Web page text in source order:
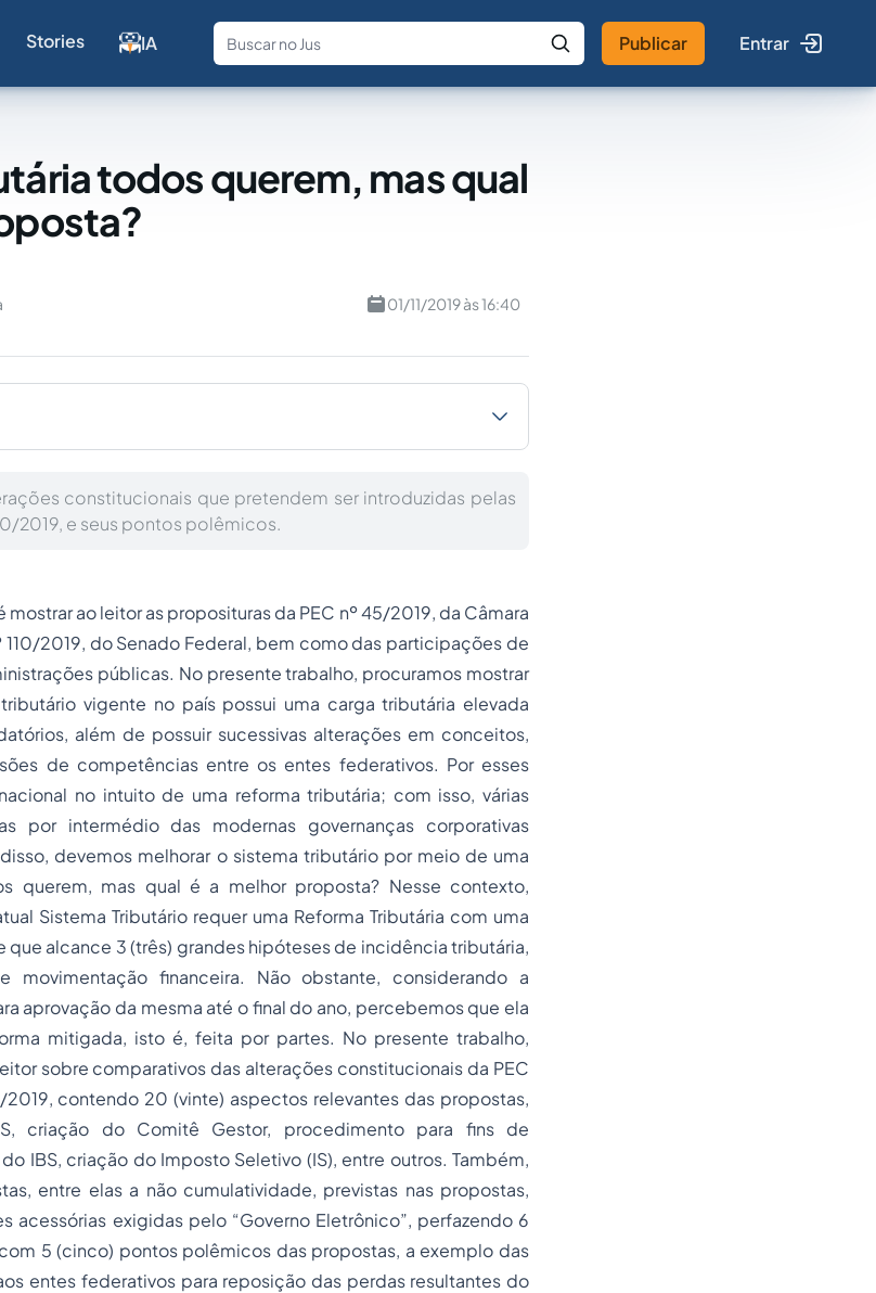
Stories IA
Fale com a IA Buscar no Jus
Publicar Entrar
todos querem, mas qual
01/11/2019 às 16:40
constitucionais que pretendem ser introduzidas pelas
2019, e seus pontos polêmicos.
ao leitor as proposituras da PEC nº 45/2019, da Câmara
110/2019, do Senado Federal, bem como das participações de
públicas. No presente trabalho, procuramos mostrar
vigente no país possui uma carga tributária elevada
além de possuir sucessivas alterações em conceitos,
de competências entre os entes federativos. Por esses
no intuito de uma reforma tributária; com isso, várias
por intermédio das modernas governanças corporativas
devemos melhorar o sistema tributário por meio de uma
querem, mas qual é a melhor proposta? Nesse contexto,
Sistema Tributário requer uma Reforma Tributária com uma
alcance 3 (três) grandes hipóteses de incidência tributária,
movimentação financeira. Não obstante, considerando a
aprovação da mesma até o final do ano, percebemos que ela
mitigada, isto é, feita por partes. No presente trabalho,
sobre comparativos das alterações constitucionais da PEC
2019, contendo 20 (vinte) aspectos relevantes das propostas,
criação do Comitê Gestor, procedimento para fins de
IBS, criação do Imposto Seletivo (IS), entre outros. Também,
entre elas a não cumulatividade, previstas nas propostas,
acessórias exigidas pelo “Governo Eletrônico”, perfazendo 6
5 (cinco) pontos polêmicos das propostas, a exemplo das
entes federativos para reposição das perdas resultantes do